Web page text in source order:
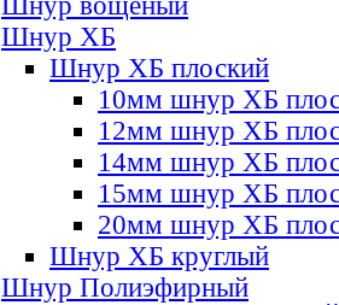
Шнур ХБ
Шнур ХБ плоский
10мм шнур ХБ
12мм шнур ХБ
14мм шнур ХБ
15мм шнур ХБ
20мм шнур ХБ
Шнур ХБ круглый
Шнур Полиэфирный